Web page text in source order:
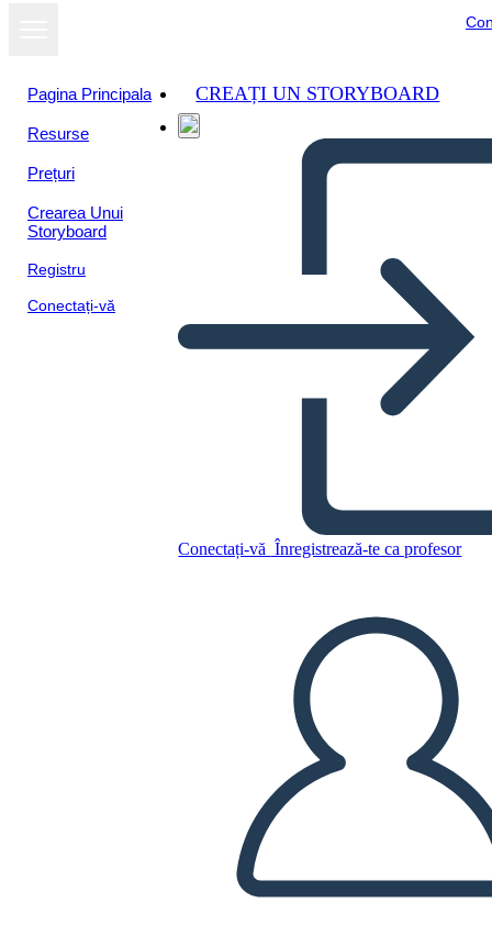
Pagina Principala
Resurse
Prețuri
Crearea Unui
Storyboard
Registru
Conectați-vă
CREAȚI UN STORYBOARD
Conectați-vă Înregistrează-te ca profesor
Copiați acest Storyboard
REDAȚI PREZENTAREA DE DIAPOZITIVE
CITESTE-MI
Vizualizați ca
prezentare de